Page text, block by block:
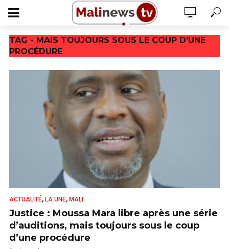
TAG - MAIS TOUJOURS SOUS LE COUP D’UNE
PROCÉDURE
ACTUALITÉ, LA UNE, MALI
Justice : Moussa Mara libre après une série
d’auditions, mais toujours sous le coup
d’une procédure